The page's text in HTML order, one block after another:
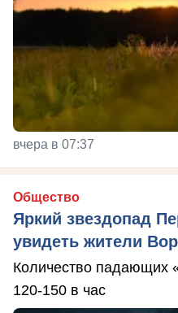
вчера в 07:37
Общество
Яркий звездопад
увидеть жители
Количество падающих
120-150 в час